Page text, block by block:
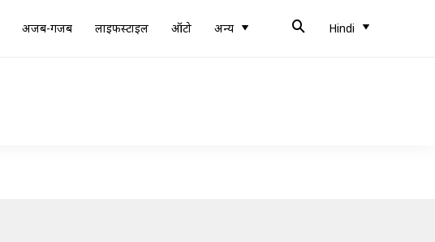
अजब-गजब लाइफस्टाइल ऑटो अन्य Hindi